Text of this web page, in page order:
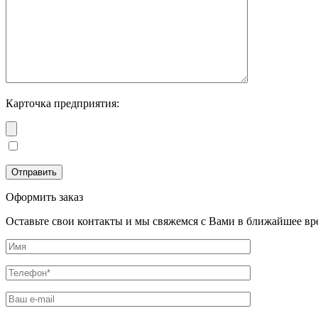
Карточка предприятия:
Оформить заказ
Оставьте свои контакты и мы свяжемся с Вами в ближайшее